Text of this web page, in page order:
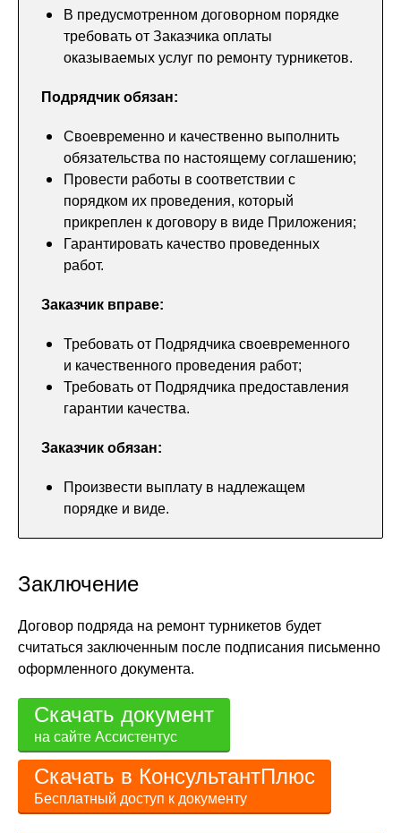
В предусмотренном договорном порядке
требовать от Заказчика оплаты
оказываемых услуг по ремонту турникетов.
Подрядчик обязан:
Своевременно и качественно выполнить
обязательства по настоящему соглашению;
Провести работы в соответствии с
порядком их проведения, который
прикреплен к договору в виде Приложения;
Гарантировать качество проведенных
работ.
Заказчик вправе:
Требовать от Подрядчика своевременного
и качественного проведения работ;
Требовать от Подрядчика предоставления
гарантии качества.
Заказчик обязан:
Произвести выплату в надлежащем
порядке и виде.
Заключение
Договор подряда на ремонт турникетов будет
считаться заключенным после подписания письменно
оформленного документа.
Скачать документ
на сайте Ассистентус
Скачать в КонсультантПлюс
Бесплатный доступ к документу